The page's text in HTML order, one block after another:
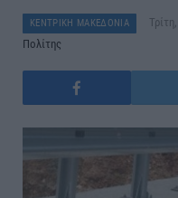
ΚΕΝΤΡΙΚΗ ΜΑΚΕΔΟΝΙΑ
Πολίτης